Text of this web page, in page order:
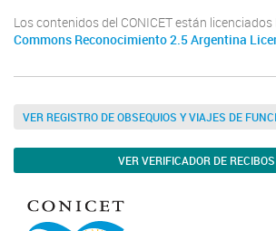
Los contenidos del CONICET están licenciados
Commons Reconocimiento 2.5 Argentina
VER REGISTRO DE OBSEQUIOS Y VIAJES DE
VER VERIFICADOR DE RECIBOS